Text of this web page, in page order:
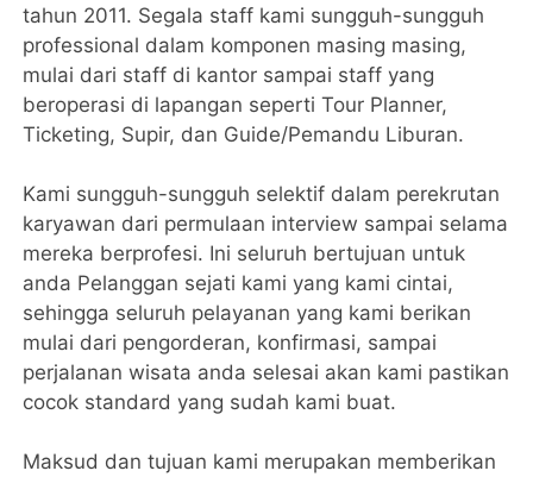
tahun 2011. Segala staff kami sungguh-sungguh
professional dalam komponen masing masing,
mulai dari staff di kantor sampai staff yang
beroperasi di lapangan seperti Tour Planner,
Ticketing, Supir, dan Guide/Pemandu Liburan.
Kami sungguh-sungguh selektif dalam perekrutan
karyawan dari permulaan interview sampai selama
mereka berprofesi. Ini seluruh bertujuan untuk
anda Pelanggan sejati kami yang kami cintai,
sehingga seluruh pelayanan yang kami berikan
mulai dari pengorderan, konfirmasi, sampai
perjalanan wisata anda selesai akan kami pastikan
cocok standard yang sudah kami buat.
Maksud dan tujuan kami merupakan memberikan